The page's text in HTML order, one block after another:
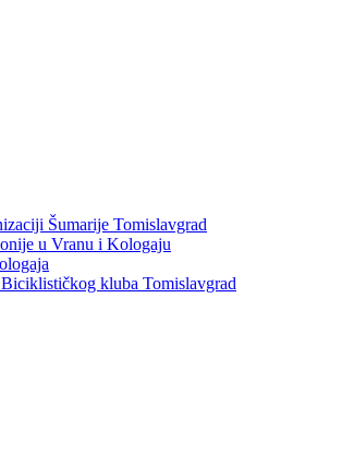
Šumarije Tomislavgrad
u Vranu i Kologaju
kluba Tomislavgrad